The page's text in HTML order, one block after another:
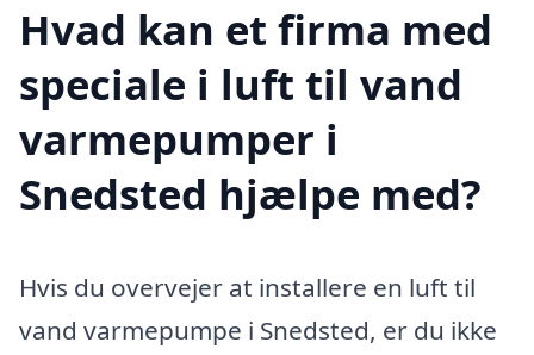
Hvad kan et firma med
speciale i luft til vand
varmepumper i
Snedsted hjælpe med?
Hvis du overvejer at installere en luft til
vand varmepumpe i Snedsted, er du ikke